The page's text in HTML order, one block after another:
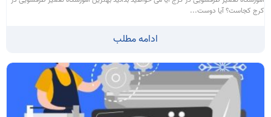
کرج کجاست؟ آیا دوست...
ادامه مطلب